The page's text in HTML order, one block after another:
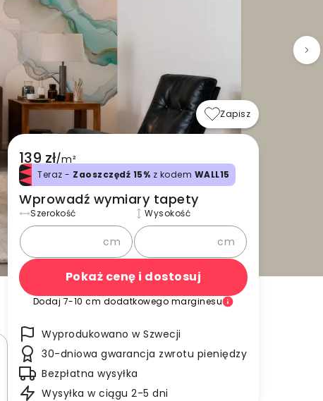
Zapisz
139 zł/m²
Teraz - Zaoszczędź 15% z kodem WALL15
Wprowadź wymiary tapety
Szerokość
cm
Wysokość
cm
Pokaż cenę i dostosuj
Dodaj 7-10 cm dodatkowego marginesu
Wyprodukowano w Szwecji
30-dniowa gwarancja zwrotu pieniędzy
Bezpłatna wysyłka
Wysyłka w ciągu 2-5 dni